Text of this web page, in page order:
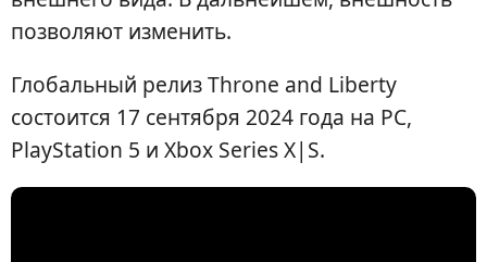
позволяют изменить.
Глобальный релиз Throne and Liberty
состоится 17 сентября 2024 года на PC,
PlayStation 5 и Xbox Series X|S.